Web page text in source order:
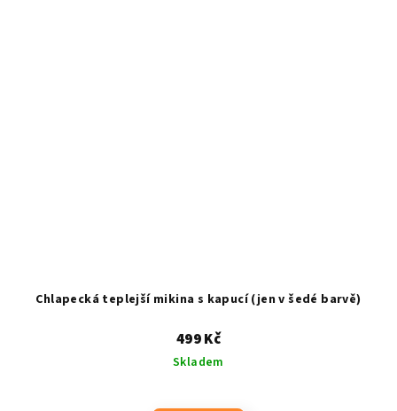
Chlapecká teplejší mikina s kapucí (jen v šedé barvě)
499 Kč
Skladem